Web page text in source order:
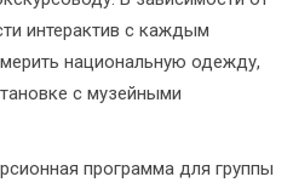
интерактив с каждым
национальную одежду,
с музейными
программа для группы